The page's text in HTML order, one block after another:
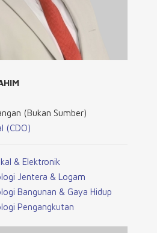
(Bukan Sumber)
(CDO)
& Elektronik
Jentera & Logam
Bangunan & Gaya Hidup
Pengangkutan